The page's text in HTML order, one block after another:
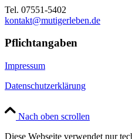
Tel. 07551-5402
kontakt@mutigerleben.de
Pflichtangaben
Impressum
Datenschutzerklärung
Nach oben scrollen
Diese Webseite verwendet nur